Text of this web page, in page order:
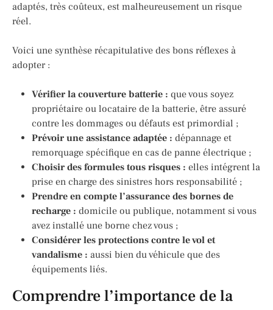
adaptés, très coûteux, est malheureusement un risque
réel.
Voici une synthèse récapitulative des bons réflexes à
adopter :
Vérifier la couverture batterie : que vous soyez
propriétaire ou locataire de la batterie, être assuré
contre les dommages ou défauts est primordial ;
Prévoir une assistance adaptée : dépannage et
remorquage spécifique en cas de panne électrique ;
Choisir des formules tous risques : elles intégrent la
prise en charge des sinistres hors responsabilité ;
Prendre en compte l’assurance des bornes de
recharge : domicile ou publique, notamment si vous
avez installé une borne chez vous ;
Considérer les protections contre le vol et
vandalisme : aussi bien du véhicule que des
équipements liés.
Comprendre l’importance de la